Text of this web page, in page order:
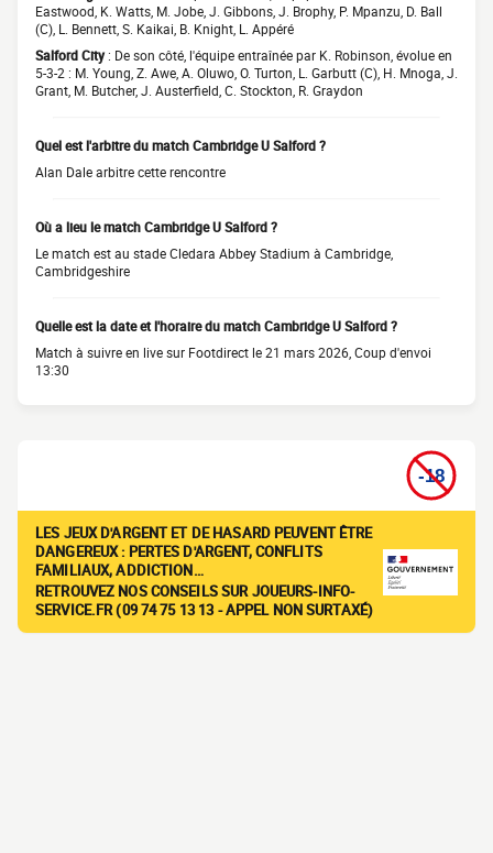
Eastwood, K. Watts, M. Jobe, J. Gibbons, J. Brophy, P. Mpanzu, D. Ball
(C), L. Bennett, S. Kaikai, B. Knight, L. Appéré
Salford City: De son côté, l'équipe entraînée par K. Robinson, évolue en
5-3-2 : M. Young, Z. Awe, A. Oluwo, O. Turton, L. Garbutt (C), H. Mnoga, J.
Grant, M. Butcher, J. Austerfield, C. Stockton, R. Graydon
Quel est l'arbitre du match Cambridge U Salford ?
Alan Dale arbitre cette rencontre
Où a lieu le match Cambridge U Salford ?
Le match est au stade Cledara Abbey Stadium à Cambridge,
Cambridgeshire
Quelle est la date et l'horaire du match Cambridge U Salford ?
Match à suivre en live sur Footdirect le 21 mars 2026, Coup d'envoi
13:30
LES JEUX D'ARGENT ET DE HASARD PEUVENT ÊTRE
DANGEREUX : PERTES D'ARGENT, CONFLITS
FAMILIAUX, ADDICTION…
RETROUVEZ NOS CONSEILS SUR JOUEURS-INFO-
SERVICE.FR (09 74 75 13 13 - APPEL NON SURTAXÉ)